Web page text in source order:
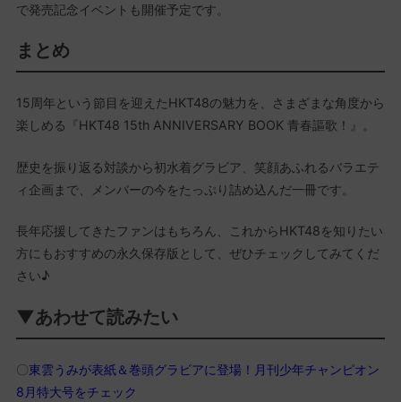
で発売記念イベントも開催予定です。
まとめ
15周年という節目を迎えたHKT48の魅力を、さまざまな角度から
楽しめる『HKT48 15th ANNIVERSARY BOOK 青春謳歌！』。
歴史を振り返る対談から初水着グラビア、笑顔あふれるバラエテ
ィ企画まで、メンバーの今をたっぷり詰め込んだ一冊です。
長年応援してきたファンはもちろん、これからHKT48を知りたい
方にもおすすめの永久保存版として、ぜひチェックしてみてくだ
さい♪
▼あわせて読みたい
〇東雲うみが表紙＆巻頭グラビアに登場！月刊少年チャンピオン
8月特大号をチェック